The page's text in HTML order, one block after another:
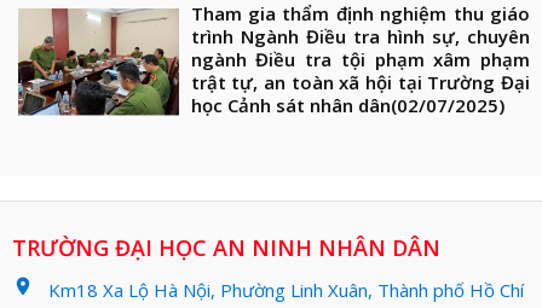
Tham gia thẩm định nghiệm thu giáo
trình Ngành Điều tra hình sự, chuyên
ngành Điều tra tội phạm xâm phạm
trật tự, an toàn xã hội tại Trường Đại
học Cảnh sát nhân dân(02/07/2025)
TRƯỜNG ĐẠI HỌC AN NINH NHÂN DÂN
location_on
Km18 Xa Lộ Hà Nội, Phường Linh Xuân, Thành phố Hồ Chí